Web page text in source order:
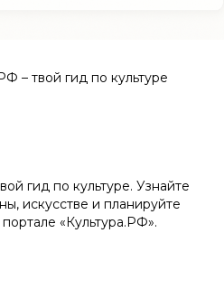
– твой гид по культуре
гид по культуре. Узнайте
искусстве и планируйте
«Культура.РФ».